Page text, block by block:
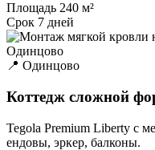
Площадь 240 м²
Срок 7 дней
📍 Одинцово
Коттедж сложной
Tegola Premium Liberty с
ендовы, эркер, балконы.